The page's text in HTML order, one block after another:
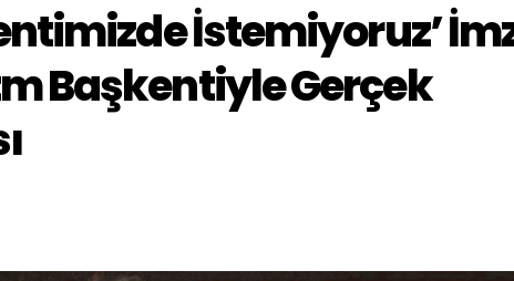
İstemiyoruz’
Başkentiyle Gerçek